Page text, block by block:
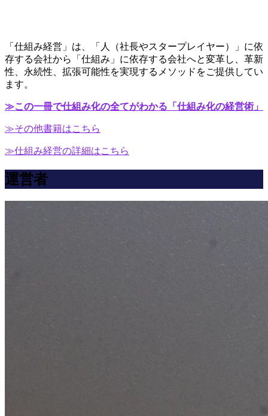
「仕組み経営」は、「人（社長やスタープレイヤー）」に依
存する会社から「仕組み」に依存する会社へと変革し、革新
性、永続性、拡張可能性を実現するメソッドをご提供してい
ます。
≫この一冊で仕組み化の全てがわかる「仕組み化の経営術」
≫その他書籍はこちら
≫仕組み経営の詳細はこちら
運営者